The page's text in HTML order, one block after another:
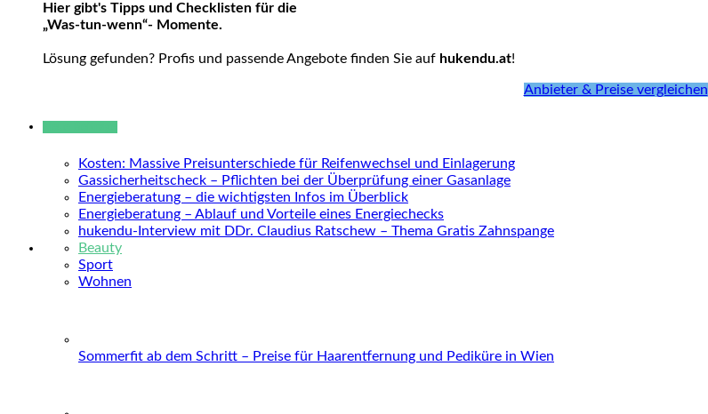
Hier gibt's Tipps und Checklisten für die
„Was-tun-wenn“- Momente.
Lösung gefunden? Profis und passende Angebote finden Sie auf hukendu.at!
Anbieter & Preise vergleichen
Kosten: Massive Preisunterschiede für Reifenwechsel und Einlagerung
Gassicherheitscheck – Pflichten bei der Überprüfung einer Gasanlage
Energieberatung – die wichtigsten Infos im Überblick
Energieberatung – Ablauf und Vorteile eines Energiechecks
hukendu-Interview mit DDr. Claudius Ratschew – Thema Gratis Zahnspange
Beauty
Sport
Wohnen
Sommerfit ab dem Schritt – Preise für Haarentfernung und Pediküre in Wien